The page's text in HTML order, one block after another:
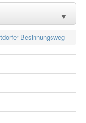
▼
▼
▼
Besinnungsweg